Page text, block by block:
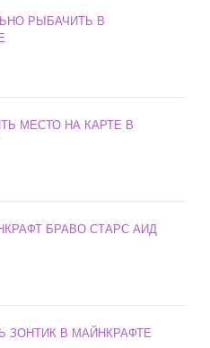
РЫБАЧИТЬ В
МЕСТО НА КАРТЕ В
БРАВО СТАРС АИД
ЗОНТИК В МАЙНКРАФТЕ